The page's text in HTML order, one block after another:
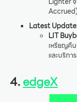
Latest
LIT
เหรียญคืน
และบริก
4.edgeX